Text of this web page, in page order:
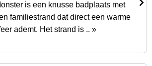
is een knusse badplaats met
familiestrand dat direct een warme
ademt. Het strand is .. »